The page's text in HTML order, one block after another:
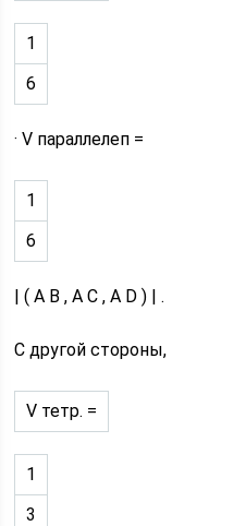
1
6
· V параллелеп =
1
6
| ( A B , A C , A D ) | .
С другой стороны,
V тетр. =
1
3